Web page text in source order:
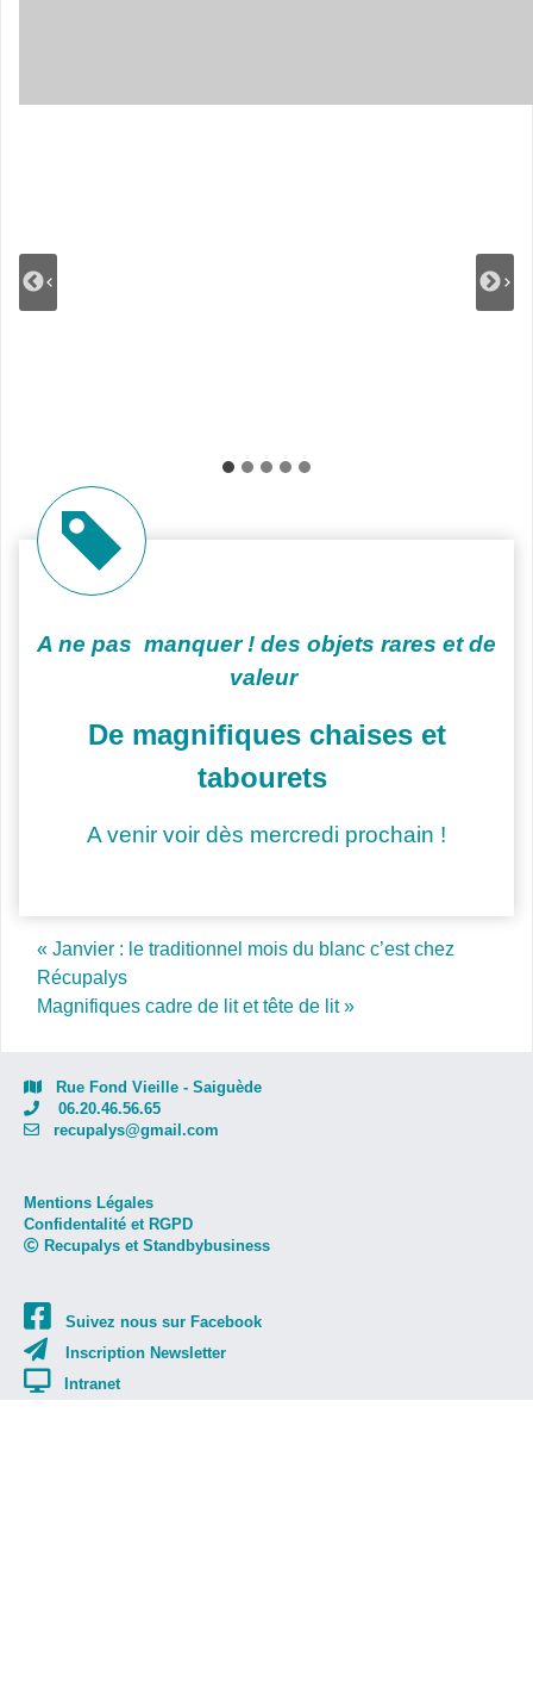
A ne pas manquer ! des objets rares et de
valeur
De magnifiques chaises et
tabourets
A venir voir dès mercredi prochain !
Post navigation
« Janvier : le traditionnel mois du blanc c’est chez
Récupalys
Magnifiques cadre de lit et tête de lit »
Rue Fond Vieille - Saiguède
06.20.46.56.65
recupalys@gmail.com
Mentions Légales
Confidentalité et RGPD
Recupalys et Standbybusiness
Suivez nous sur Facebook
Inscription Newsletter
Intranet